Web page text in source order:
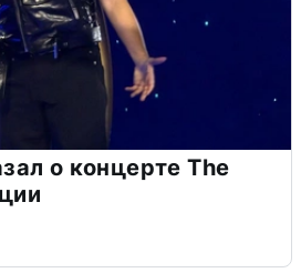
о концерте The